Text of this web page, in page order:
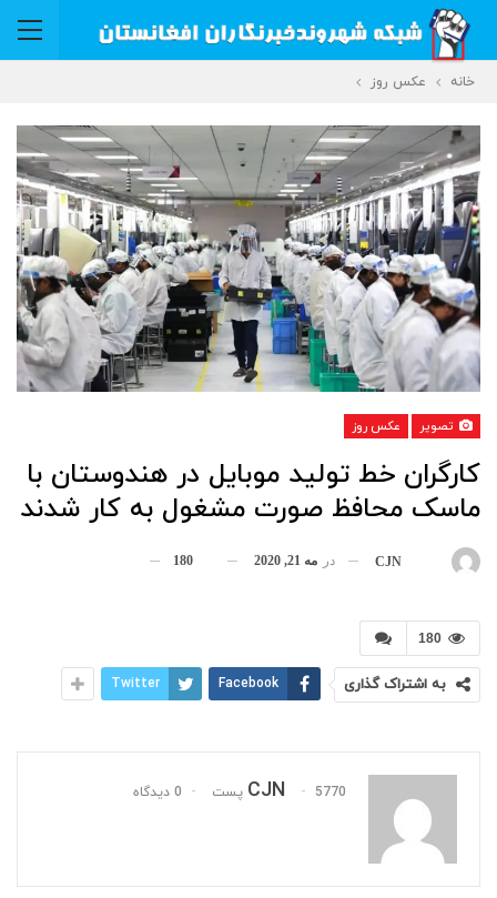
خانه عکس روز
تصویر عکس روز
کارگران خط تولید موبایل در هندوستان با
ماسک محافظ صورت مشغول به کار شدند
CJN در مه 21, 2020 180
180
به اشتراک گذاری Facebook
Twitter
CJN 5770 پست 0 دیدگاه